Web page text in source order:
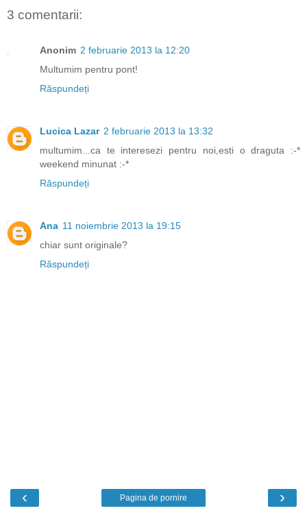
3 comentarii:
Anonim 2 februarie 2013 la 12:20
Multumim pentru pont!
Răspundeți
Lucica Lazar 2 februarie 2013 la 13:32
multumim...ca te interesezi pentru noi,esti o draguta :-*
weekend minunat :-*
Răspundeți
Ana 11 noiembrie 2013 la 19:15
chiar sunt originale?
Răspundeți
‹ ›
Pagina de pornire